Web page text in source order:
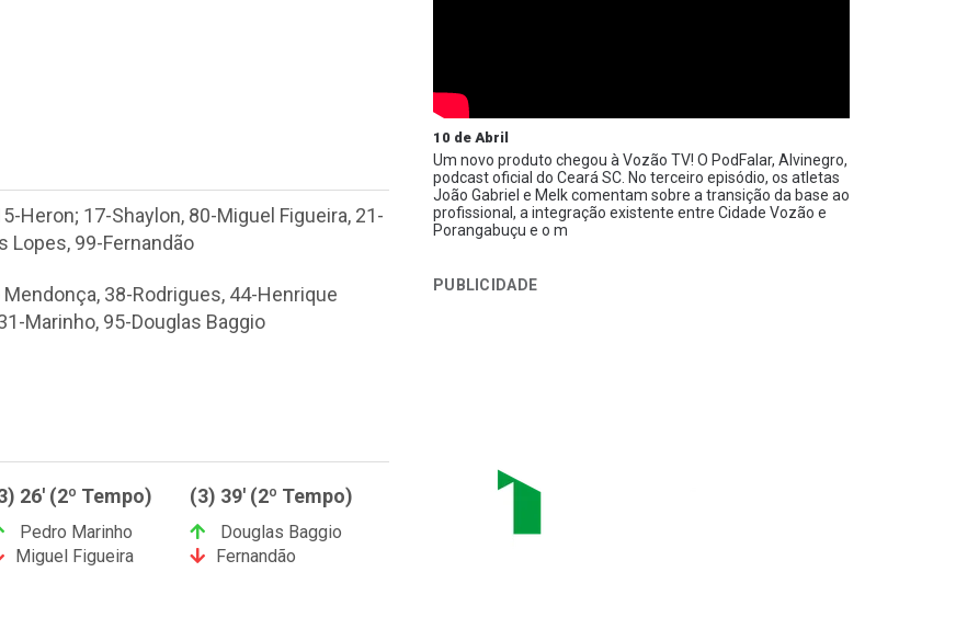
Heron; 17-Shaylon, 80-Miguel Figueira, 21-
Lopes, 99-Fernandão
38-Rodrigues, 44-Henrique
Marinho, 95-Douglas Baggio
26' (2º Tempo)
Pedro Marinho
Miguel Figueira
(3) 39' (2º Tempo)
Douglas Baggio
Fernandão
10 de Abril
Um novo produto chegou à Vozão TV! O PodFalar, Alvinegro,
podcast oficial do Ceará SC. No terceiro episódio, os atletas
João Gabriel e Melk comentam sobre a transição da base ao
profissional, a integração existente entre Cidade Vozão e
Porangabuçu e o m
PUBLICIDADE